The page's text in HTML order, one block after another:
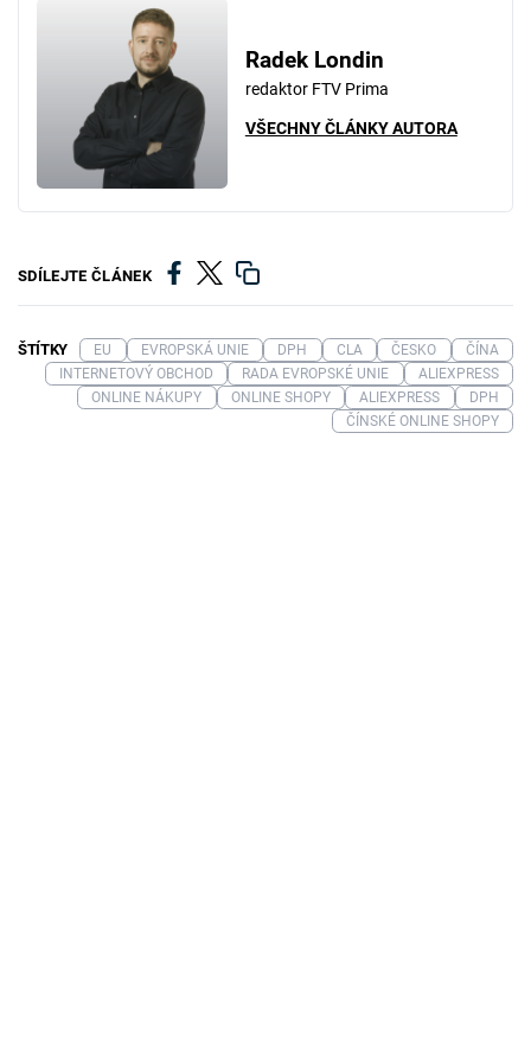
Radek Londin
redaktor FTV Prima
VŠECHNY ČLÁNKY AUTORA
SDÍLEJTE ČLÁNEK
ŠTÍTKY EU EVROPSKÁ UNIE DPH CLA ČESKO
ČÍNA
INTERNETOVÝ OBCHOD
RADA EVROPSKÉ UNIE
ALIEXPRESS
ONLINE NÁKUPY
ONLINE SHOPY ALIEXPRESS
DPH
ČÍNSKÉ ONLINE SHOPY